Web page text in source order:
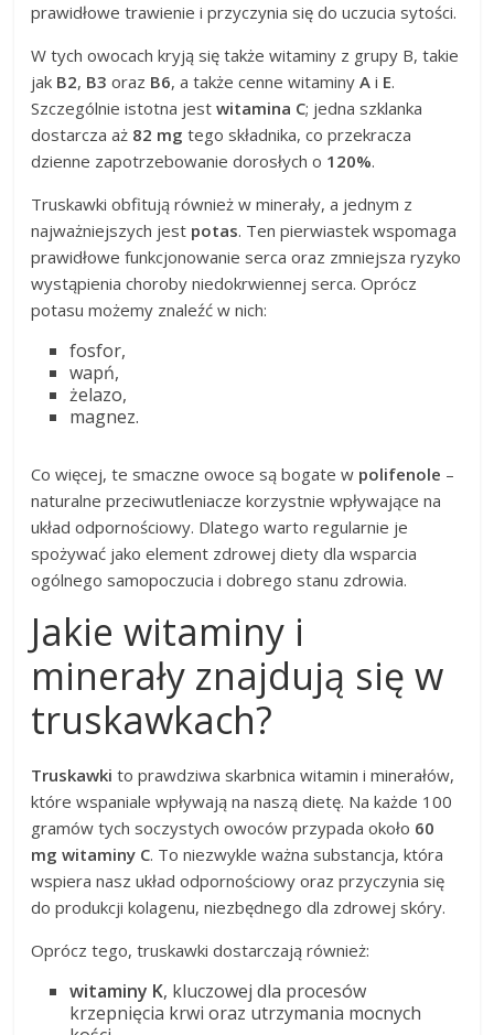
prawidłowe trawienie i przyczynia się do uczucia sytości.
W tych owocach kryją się także witaminy z grupy B, takie
jak B2, B3 oraz B6, a także cenne witaminyA i E.
Szczególnie istotna jestwitamina C; jedna szklanka
dostarcza aż 82 mg tego składnika, co przekracza
dzienne zapotrzebowanie dorosłych o 120%.
Truskawki obfitują również w minerały, a jednym z
najważniejszych jest potas. Ten pierwiastek wspomaga
prawidłowe funkcjonowanie serca oraz zmniejsza ryzyko
wystąpienia choroby niedokrwiennej serca. Oprócz
potasu możemy znaleźć w nich:
fosfor,
wapń,
żelazo,
magnez.
Co więcej, te smaczne owoce są bogate w polifenole –
naturalne przeciwutleniacze korzystnie wpływające na
układ odpornościowy. Dlatego warto regularnie je
spożywać jako element zdrowej diety dla wsparcia
ogólnego samopoczucia i dobrego stanu zdrowia.
Jakie witaminy i
minerały znajdują się w
truskawkach?
Truskawki to prawdziwa skarbnica witamin i minerałów,
które wspaniale wpływają na naszą dietę. Na każde 100
gramów tych soczystych owoców przypada około 60
mg witaminy C. To niezwykle ważna substancja, która
wspiera nasz układ odpornościowy oraz przyczynia się
do produkcji kolagenu, niezbędnego dla zdrowej skóry.
Oprócz tego, truskawki dostarczają również:
witaminy K, kluczowej dla procesów
krzepnięcia krwi oraz utrzymania mocnych